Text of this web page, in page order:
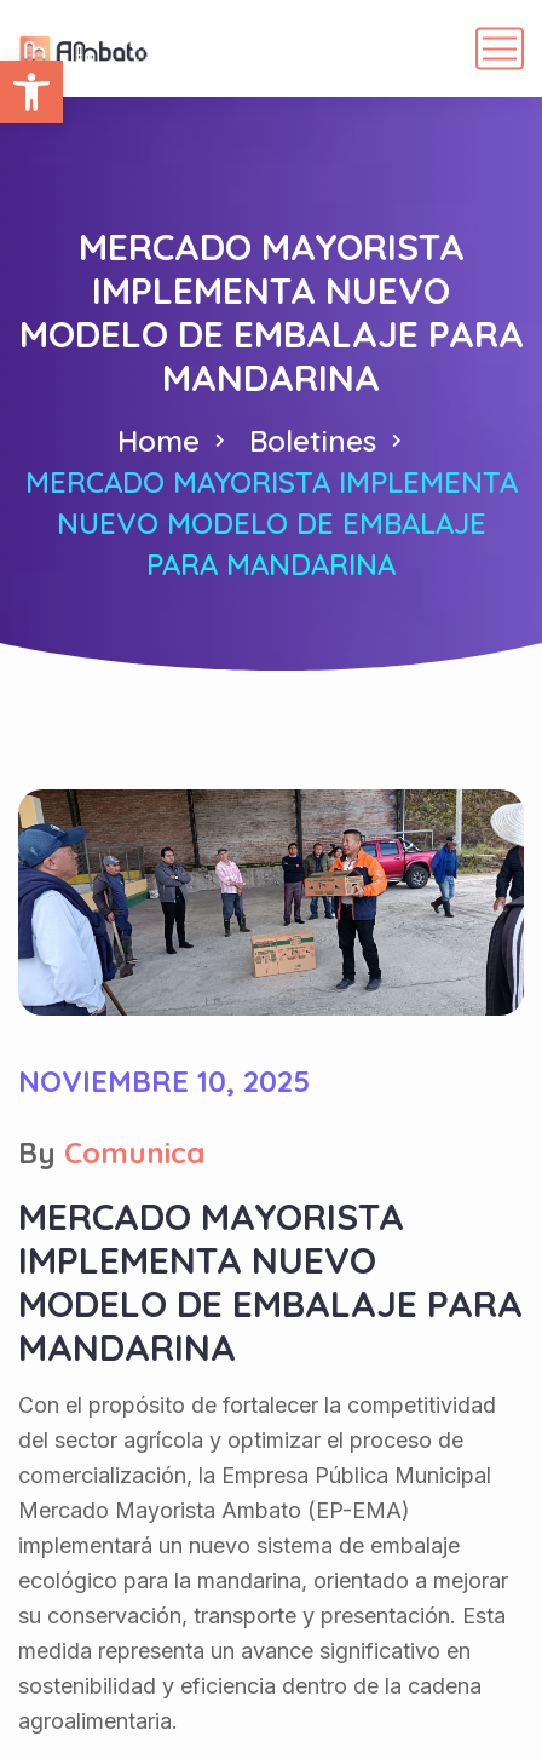
Abrir barra de herramientas
MERCADO MAYORISTA
IMPLEMENTA NUEVO
MODELO DE EMBALAJE PARA
MANDARINA
Home
Boletines
MERCADO MAYORISTA IMPLEMENTA
NUEVO MODELO DE EMBALAJE
PARA MANDARINA
NOVIEMBRE 10, 2025
By Comunica
MERCADO MAYORISTA
IMPLEMENTA NUEVO
MODELO DE EMBALAJE PARA
MANDARINA
Con el propósito de fortalecer la competitividad
del sector agrícola y optimizar el proceso de
comercialización, la Empresa Pública Municipal
Mercado Mayorista Ambato (EP-EMA)
implementará un nuevo sistema de embalaje
ecológico para la mandarina, orientado a mejorar
su conservación, transporte y presentación. Esta
medida representa un avance significativo en
sostenibilidad y eficiencia dentro de la cadena
agroalimentaria.